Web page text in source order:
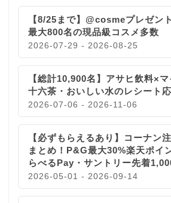
【8/25まで】@cosmeプレゼン
最大800名の現品級コスメ多数
2026-07-29 - 2026-08-25
【総計10,900名】アサヒ飲料×マ
十六茶・おいしい水のレシート
2026-07-06 - 2026-11-06
【必ずもらえるあり】コーナン
まとめ！P&G最大30%楽天ポイ
らべるPay・サントリー先着
2026-05-01 - 2026-09-14